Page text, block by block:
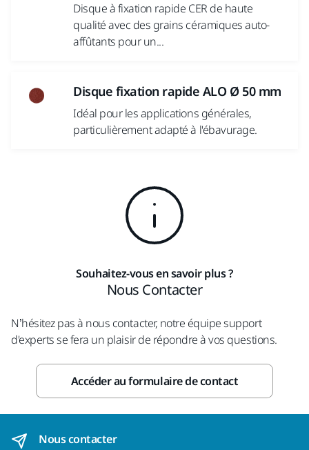
Disque à fixation rapide CER de haute
qualité avec des grains céramiques auto-
affûtants pour un...
Disque fixation rapide ALO Ø 50 mm
Idéal pour les applications générales,
particulièrement adapté à l'ébavurage.
Souhaitez-vous en savoir plus ?
Nous Contacter
N’hésitez pas à nous contacter, notre équipe support
d'experts se fera un plaisir de répondre à vos questions.
Accéder au formulaire de contact
Nous contacter